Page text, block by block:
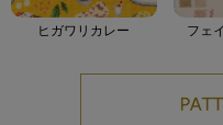
ヒガワリカレー フェ